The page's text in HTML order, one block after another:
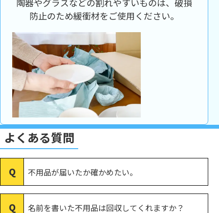
防止のため緩衝材をご使用ください。
よくある質問
不用品が届いたか確かめたい。
名前を書いた不用品は回収してくれますか？